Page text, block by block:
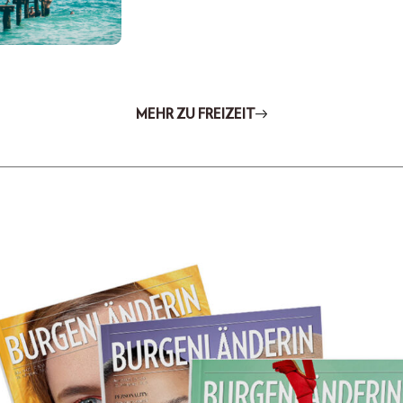
MEHR ZU FREIZEIT